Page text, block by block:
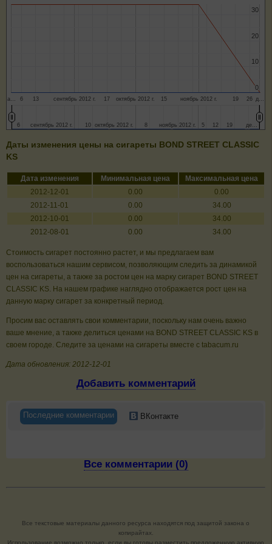
а… сентябрь 2012 г. октябрь 2012 г. ноябрь 2012 г. д…
6 13 17 15 19 26
0
0
10
10
20
20
30
30
сентябрь 2012 г.
сентябрь 2012 г. октябрь 2012 г.
октябрь 2012 г. ноябрь 2012 г.
ноябрь 2012 г. де…
де…
6
6 10
10 8
8 5
5 12
12 19
19
Даты изменения цены на сигареты BOND STREET CLASSIC
KS
Дата изменения Минимальная цена
Максимальная цена
2012-12-01
0.00
0.00
2012-11-01
0.00
34.00
2012-10-01
0.00
34.00
2012-08-01
0.00 34.00
Стоимость сигарет постоянно растет, и мы предлагаем вам
воспользоваться нашим сервисом, позволяющим следить за динамикой
цен на сигареты, а также за ростом цен на марку сигарет BOND STREET
CLASSIC KS. На нашем графике наглядно отображается рост цен на
данную марку сигарет за конкретный период.
Просим вас оставлять свои комментарии, поскольку нам очень важно
ваше мнение, а также делиться ценами на BOND STREET CLASSIC KS в
своем городе. Следите за ценами на сигареты вместе с tabacum.ru
Дата обновления: 2012-12-01
Добавить комментарий
Последние комментарии ВКонтакте
Все комментарии (0)
Все текстовые материалы данного ресурса находятся под защитой закона о
копирайтах.
Использование возможно только, если вы готовы разместить предложенную активную